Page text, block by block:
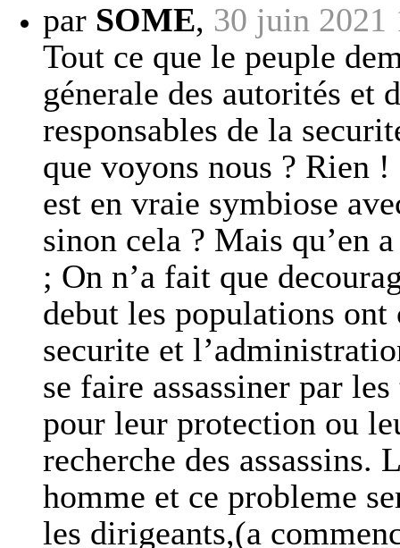
par SOME, 30 juin 2021
Tout ce que le peuple
génerale des autorités et
responsables de la
que voyons nous ? Rien
est en vraie symbiose
sinon cela ? Mais qu’en
; On n’a fait que
debut les populations
securite et
se faire assassiner par
pour leur protection ou
recherche des assassins.
homme et ce probleme
les dirigeants,(a